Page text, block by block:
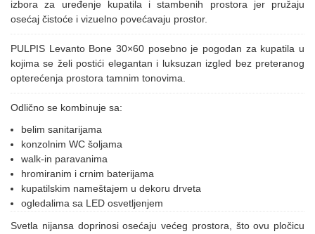
izbora za uređenje kupatila i stambenih prostora jer pružaju
osećaj čistoće i vizuelno povećavaju prostor.
PULPIS Levanto Bone 30×60 posebno je pogodan za kupatila u
kojima se želi postići elegantan i luksuzan izgled bez preteranog
opterećenja prostora tamnim tonovima.
Odlično se kombinuje sa:
belim sanitarijama
konzolnim WC šoljama
walk-in paravanima
hromiranim i crnim baterijama
kupatilskim nameštajem u dekoru drveta
ogledalima sa LED osvetljenjem
Svetla nijansa doprinosi osećaju većeg prostora, što ovu pločicu